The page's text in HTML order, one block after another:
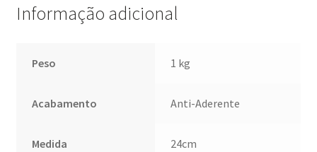
Informação adicional
Peso 1 kg
Acabamento Anti-Aderente
Medida 24cm